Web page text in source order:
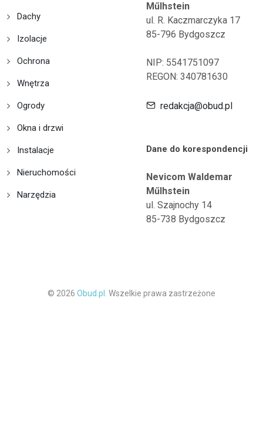
Dachy
Izolacje
Ochrona
Wnętrza
Ogrody
Okna i drzwi
Instalacje
Nieruchomości
Narzędzia
Műlhstein
ul. R. Kaczmarczyka 17
85-796 Bydgoszcz
NIP: 5541751097
REGON: 340781630
redakcja@obud.pl
Dane do korespondencji
Nevicom Waldemar
Műlhstein
ul. Szajnochy 14
85-738 Bydgoszcz
© 2026 Obud.pl. Wszelkie prawa zastrzeżone